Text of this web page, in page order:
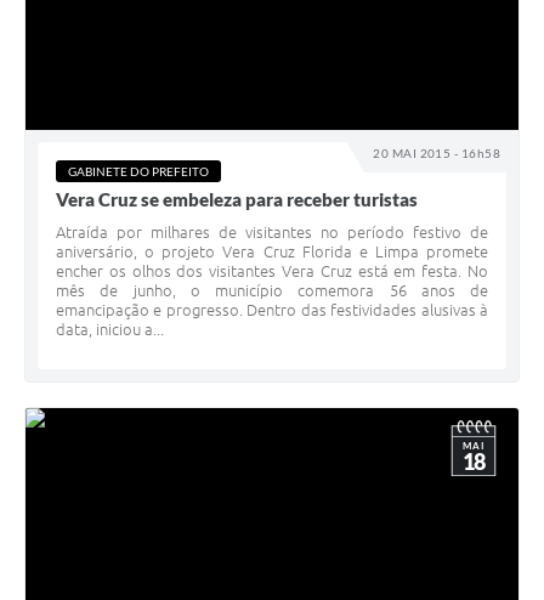
20 MAI 2015 - 16h58
GABINETE DO PREFEITO
Vera Cruz se embeleza para receber turistas
Atraída por milhares de visitantes no período festivo de
aniversário, o projeto Vera Cruz Florida e Limpa promete
encher os olhos dos visitantes Vera Cruz está em festa. No
mês de junho, o município comemora 56 anos de
emancipação e progresso. Dentro das festividades alusivas à
data, iniciou a...
MAI
18